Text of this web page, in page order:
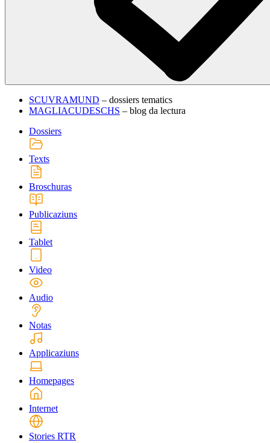
SCUVRAMUND – dossiers tematics
MAGLIACUDESCHS – blog da lectura
Dossiers
Texts
Broschuras
Publicaziuns
Tablet
Video
Audio
Notas
Applicaziuns
Homepages
Internet
Stories RTR